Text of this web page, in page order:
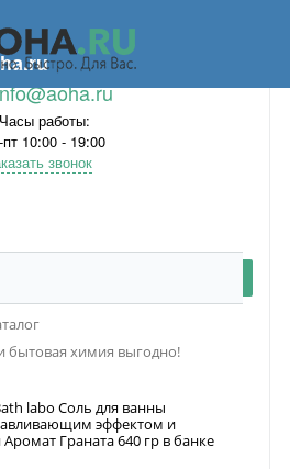
Часы работы:
пт 10:00 - 19:00
звонок
бытовая химия выгодно!
labo Соль для ванны
эффектом и
Граната 640 гр в банке